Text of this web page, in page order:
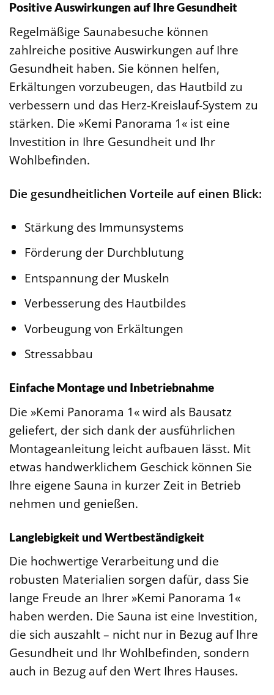
Positive Auswirkungen auf Ihre Gesundheit
Regelmäßige Saunabesuche können
zahlreiche positive Auswirkungen auf Ihre
Gesundheit haben. Sie können helfen,
Erkältungen vorzubeugen, das Hautbild zu
verbessern und das Herz-Kreislauf-System zu
stärken. Die »Kemi Panorama 1« ist eine
Investition in Ihre Gesundheit und Ihr
Wohlbefinden.
Die gesundheitlichen Vorteile auf einen Blick:
Stärkung des Immunsystems
Förderung der Durchblutung
Entspannung der Muskeln
Verbesserung des Hautbildes
Vorbeugung von Erkältungen
Stressabbau
Einfache Montage und Inbetriebnahme
Die »Kemi Panorama 1« wird als Bausatz
geliefert, der sich dank der ausführlichen
Montageanleitung leicht aufbauen lässt. Mit
etwas handwerklichem Geschick können Sie
Ihre eigene Sauna in kurzer Zeit in Betrieb
nehmen und genießen.
Langlebigkeit und Wertbeständigkeit
Die hochwertige Verarbeitung und die
robusten Materialien sorgen dafür, dass Sie
lange Freude an Ihrer »Kemi Panorama 1«
haben werden. Die Sauna ist eine Investition,
die sich auszahlt – nicht nur in Bezug auf Ihre
Gesundheit und Ihr Wohlbefinden, sondern
auch in Bezug auf den Wert Ihres Hauses.